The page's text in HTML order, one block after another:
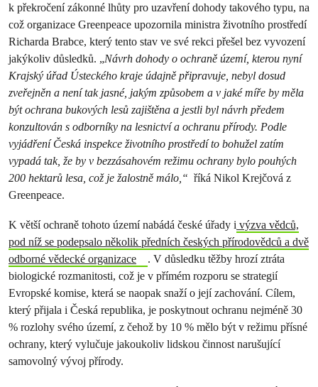
k překročení zákonné lhůty pro uzavření dohody takového typu, na
což organizace Greenpeace upozornila ministra životního prostředí
Richarda Brabce, který tento stav ve své rekci přešel bez vyvození
jakýkoliv důsledků. „Návrh dohody o ochraně území, kterou nyní
Krajský úřad Ústeckého kraje údajně připravuje, nebyl dosud
zveřejněn a není tak jasné, jakým způsobem a v jaké míře by měla
být ochrana bukových lesů zajištěna a jestli byl návrh předem
konzultován s odborníky na lesnictví a ochranu přírody. Podle
vyjádření Česká inspekce životního prostředí to bohužel zatím
vypadá tak, že by v bezzásahovém režimu ochrany bylo pouhých
200 hektarů lesa, což je žalostně málo,“ říká Nikol Krejčová z
Greenpeace.
K větší ochraně tohoto území nabádá české úřady i výzva vědců,
pod níž se podepsalo několik předních českých přírodovědců a dvě
odborné vědecké organizace
. V důsledku těžby hrozí ztráta
biologické rozmanitosti, což je v přímém rozporu se strategií
Evropské komise, která se naopak snaží o její zachování. Cílem,
který přijala i Česká republika, je poskytnout ochranu nejméně 30
% rozlohy svého území, z čehož by 10 % mělo být v režimu přísné
ochrany, který vylučuje jakoukoliv lidskou činnost narušující
samovolný vývoj přírody.